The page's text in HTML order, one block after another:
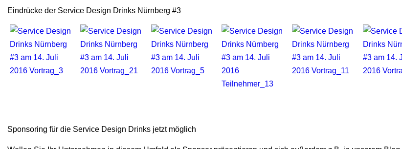
Eindrücke der Service Design Drinks Nürnberg #3
Sponsoring für die Service Design Drinks jetzt möglich